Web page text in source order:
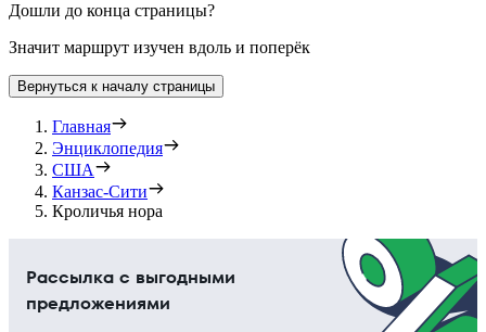
Дошли до конца страницы?
Значит маршрут изучен вдоль и поперёк
Вернуться к началу страницы
Главная
Энциклопедия
США
Канзас-Сити
Кроличья нора
Рассылка с выгодными
предложениями